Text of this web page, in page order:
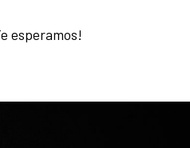
esperamos!